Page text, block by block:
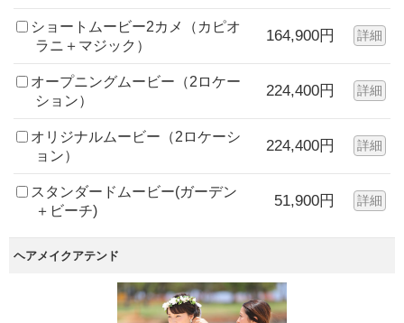
ショートムービー2カメ（カピオ
ラニ＋マジック）
164,900円 詳細
オープニングムービー（2ロケー
ション）
224,400円 詳細
オリジナルムービー（2ロケーシ
ョン）
224,400円 詳細
スタンダードムービー(ガーデン
＋ビーチ)
51,900円 詳細
ヘアメイクアテンド